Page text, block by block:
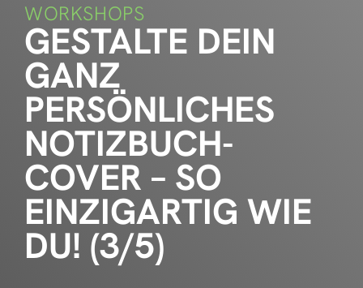
WORKSHOPS
GESTALTE DEIN
GANZ
PERSÖNLICHES
NOTIZBUCH-
COVER – SO
EINZIGARTIG WIE
DU! (3/5)